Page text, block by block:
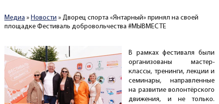
Вы здесь
Медиа» Новости » Дворец спорта «Янтарный» принял на своей
площадке Фестиваль добровольчества #МЫВМЕСТЕ
В рамках фестиваля были
организованы мастер-
классы, тренинги, лекции и
семинары, направленные
на развитие волонтёрского
движения, и не только.